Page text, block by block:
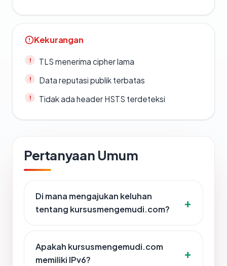
Kekurangan
TLS menerima cipher lama
Data reputasi publik terbatas
Tidak ada header HSTS terdeteksi
Pertanyaan Umum
Di mana mengajukan keluhan
tentang kursusmengemudi.com?
Apakah kursusmengemudi.com
memiliki IPv6?